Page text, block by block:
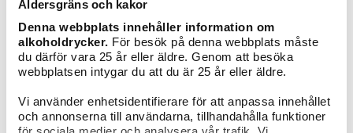
Åldersgräns och kakor
Denna webbplats innehåller information om
alkoholdrycker. För besök på denna webbplats måste
du därför vara 25 år eller äldre. Genom att besöka
webbplatsen intygar du att du är 25 år eller äldre.
Vi använder enhetsidentifierare för att anpassa innehållet
och annonserna till användarna, tillhandahålla funktioner
PRENUMERERA
Liknande viner